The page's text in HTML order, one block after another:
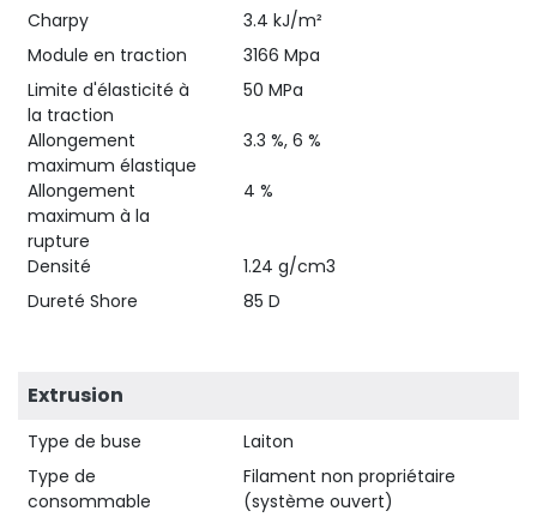
Charpy
3.4 kJ/m²
Module en traction
3166 Mpa
Limite d'élasticité à
la traction
50 MPa
Allongement
maximum élastique
3.3 %, 6 %
Allongement
maximum à la
rupture
4 %
Densité
1.24 g/cm3
Dureté Shore
85 D
Extrusion
Type de buse
Laiton
Type de
consommable
Filament non propriétaire
(système ouvert)